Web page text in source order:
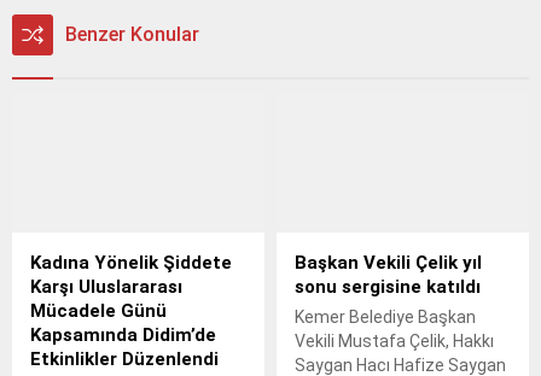
Benzer Konular
Kadına Yönelik Şiddete
Karşı Uluslararası
Mücadele Günü
Kapsamında Didim’de
Etkinlikler Düzenlendi
Başkan Vekili Çelik yıl
sonu sergisine katıldı
Kemer Belediye Başkan
Vekili Mustafa Çelik, Hakkı
Saygan Hacı Hafize Saygan